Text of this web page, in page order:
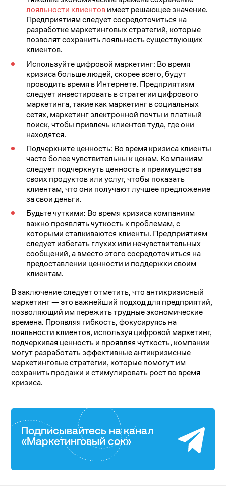
лояльности клиентовимеет решающее значение.
Предприятиям следует сосредоточиться на
разработке маркетинговых стратегий, которые
позволят сохранить лояльность существующих
клиентов.
Используйте цифровой маркетинг: Во время
кризиса больше людей, скорее всего, будут
проводить время в Интернете. Предприятиям
следует инвестировать в стратегии цифрового
маркетинга, такие как маркетинг в социальных
сетях, маркетинг электронной почты и платный
поиск, чтобы привлечь клиентов туда, где они
находятся.
Подчеркните ценность: Во время кризиса клиенты
часто более чувствительны к ценам. Компаниям
следует подчеркнуть ценность и преимущества
своих продуктов или услуг, чтобы показать
клиентам, что они получают лучшее предложение
за свои деньги.
Будьте чуткими: Во время кризиса компаниям
важно проявлять чуткость к проблемам, с
которыми сталкиваются клиенты. Предприятиям
следует избегать глухих или нечувствительных
сообщений, а вместо этого сосредоточиться на
предоставлении ценности и поддержки своим
клиентам.
В заключение следует отметить, что антикризисный
маркетинг — это важнейший подход для предприятий,
позволяющий им пережить трудные экономические
времена. Проявляя гибкость, фокусируясь на
лояльности клиентов, используя цифровой маркетинг,
подчеркивая ценность и проявляя чуткость, компании
могут разработать эффективные антикризисные
маркетинговые стратегии, которые помогут им
сохранить продажи и стимулировать рост во время
кризиса.
Подписывайтесь на канал
«Маркетинговый сок»